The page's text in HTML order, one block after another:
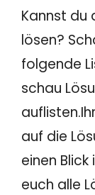
Kannst du
lösen?
folgende
schau
auf die
einen
euch alle